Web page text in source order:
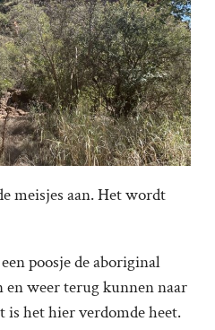
meisjes aan. Het wordt
poosje de aboriginal
en weer terug kunnen naar
is het hier verdomde heet.